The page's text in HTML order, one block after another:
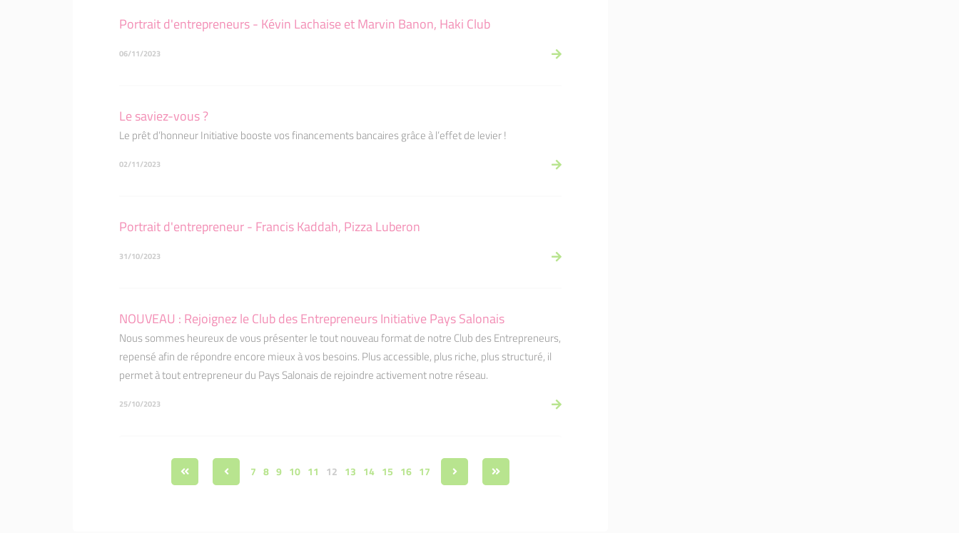
Portrait d'entrepreneurs - Kévin Lachaise et Marvin Banon, Haki Club
06/11/2023
Le saviez-vous ?
Le prêt d’honneur Initiative booste vos financements bancaires grâce à l’effet de levier !
02/11/2023
Portrait d'entrepreneur - Francis Kaddah, Pizza Luberon
31/10/2023
NOUVEAU : Rejoignez le Club des Entrepreneurs Initiative Pays Salonais
Nous sommes heureux de vous présenter le tout nouveau format de notre Club des Entrepreneurs,
repensé afin de répondre encore mieux à vos besoins. Plus accessible, plus riche, plus structuré, il
permet à tout entrepreneur du Pays Salonais de rejoindre activement notre réseau.
25/10/2023
7 8 9 10 11 12 13 14 15 16 17